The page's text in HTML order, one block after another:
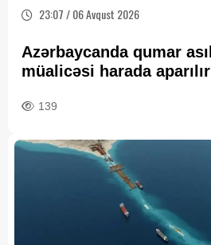
23:07 / 06 Avqust 2026
Azərbaycanda qumar
müalicəsi harada
139